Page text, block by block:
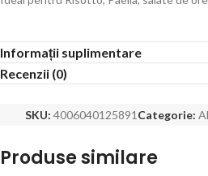
Informații suplimentare
Recenzii (0)
SKU: 4006040125891 Categorie:
Produse similare